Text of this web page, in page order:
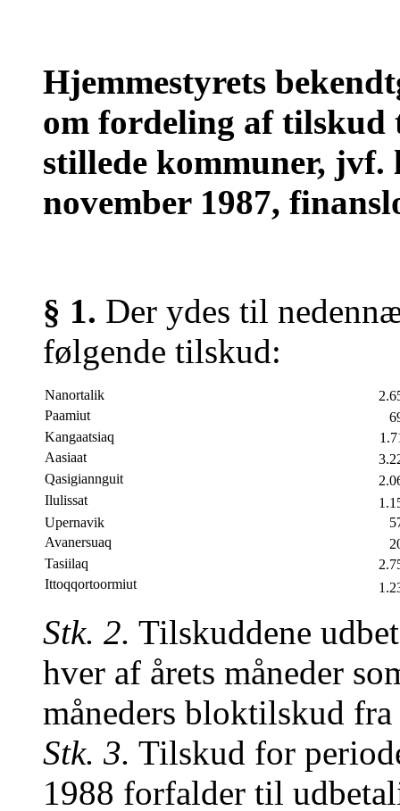
Hjemmestyrets
om fordeling af tilskud
stillede kommuner, jvf.
november 1987,
§ 1. Der ydes til
følgende tilskud:
Nanortalik
Paamiut
Kangaatsiaq
Aasiaat
Qasigiannguit
Ilulissat
Upernavik
Avanersuaq
Tasiilaq
Ittoqqortoormiut
Stk. 2. Tilskuddene
hver af årets måneder
måneders bloktilskud
Stk. 3. Tilskud for
1988 forfalder til